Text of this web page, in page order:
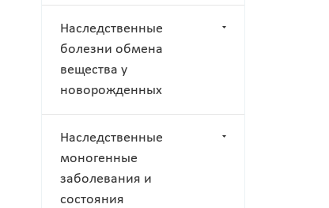
Наследственные
болезни обмена
вещества у
новорожденных
Наследственные
моногенные
заболевания и
состояния